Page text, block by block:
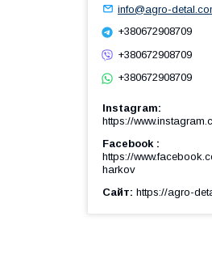
info@agro-
+380672908709
+380672908709
+380672908709
Instagram
https://
Facebook
https://
harkov
Сайт https://agro-